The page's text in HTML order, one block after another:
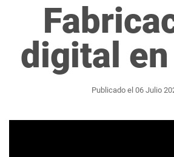
digital
Publicado el 06 Julio